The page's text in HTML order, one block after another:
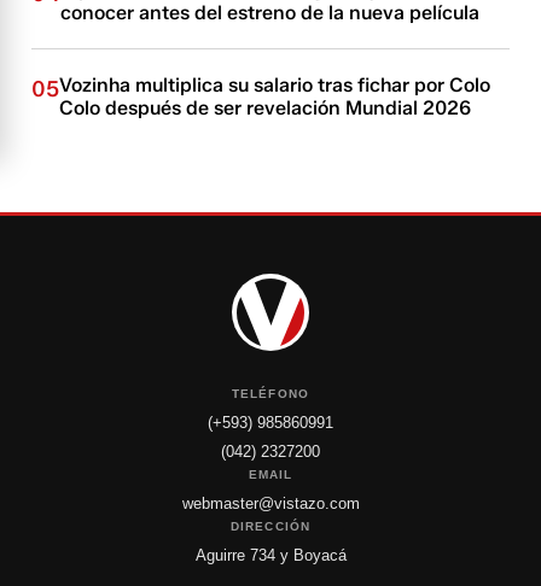
conocer antes del estreno de la nueva película
05Vozinha multiplica su salario tras fichar por Colo
Colo después de ser revelación Mundial 2026
TELÉFONO
(+593) 985860991
(042) 2327200
EMAIL
webmaster@vistazo.com
DIRECCIÓN
Aguirre 734 y Boyacá